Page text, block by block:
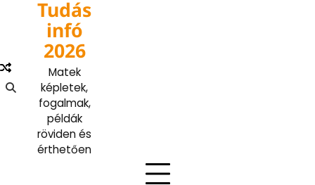
Tudás
infó
2026
Matek
képletek,
fogalmak,
példák
röviden és
érthetően